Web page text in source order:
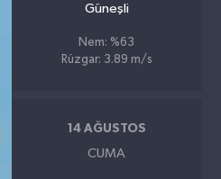
Güneşli
Nem: %63
Rüzgar: 3.89 m/s
14 AĞUSTOS
CUMA